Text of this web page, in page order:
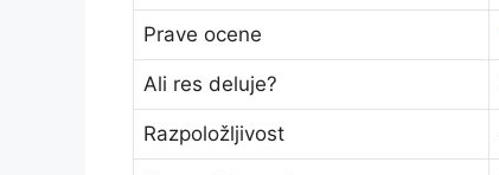
Prave ocene
Ali res deluje?
Razpoložljivost